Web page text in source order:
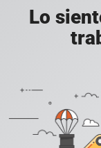
Lo